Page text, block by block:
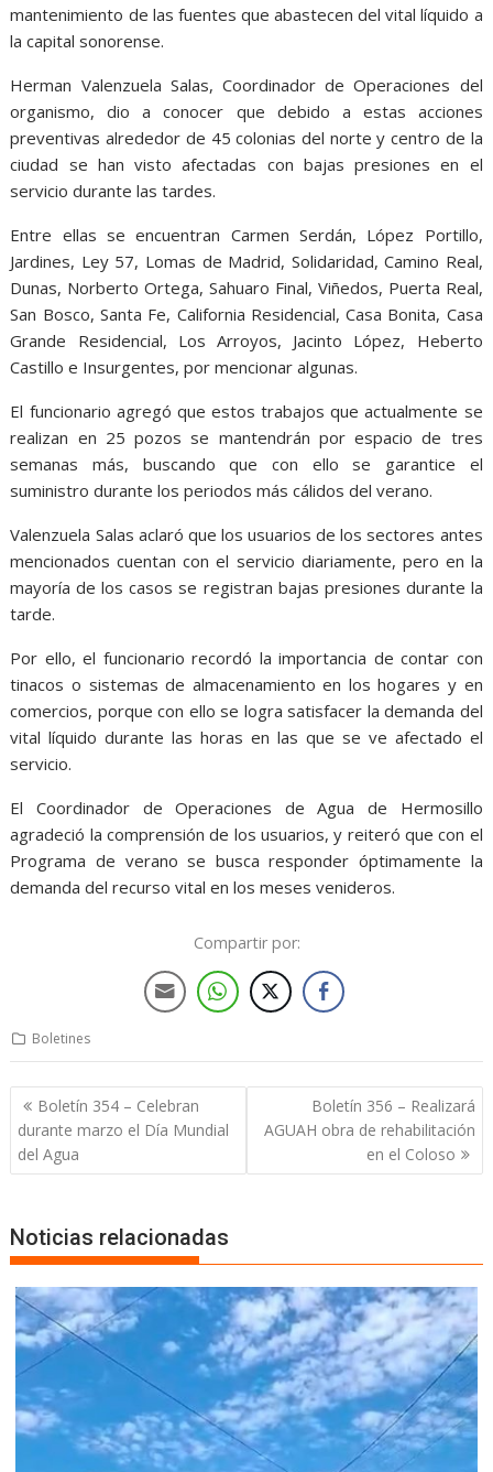
mantenimiento de las fuentes que abastecen del vital líquido a
la capital sonorense.
Herman Valenzuela Salas, Coordinador de Operaciones del
organismo, dio a conocer que debido a estas acciones
preventivas alrededor de 45 colonias del norte y centro de la
ciudad se han visto afectadas con bajas presiones en el
servicio durante las tardes.
Entre ellas se encuentran Carmen Serdán, López Portillo,
Jardines, Ley 57, Lomas de Madrid, Solidaridad, Camino Real,
Dunas, Norberto Ortega, Sahuaro Final, Viñedos, Puerta Real,
San Bosco, Santa Fe, California Residencial, Casa Bonita, Casa
Grande Residencial, Los Arroyos, Jacinto López, Heberto
Castillo e Insurgentes, por mencionar algunas.
El funcionario agregó que estos trabajos que actualmente se
realizan en 25 pozos se mantendrán por espacio de tres
semanas más, buscando que con ello se garantice el
suministro durante los periodos más cálidos del verano.
Valenzuela Salas aclaró que los usuarios de los sectores antes
mencionados cuentan con el servicio diariamente, pero en la
mayoría de los casos se registran bajas presiones durante la
tarde.
Por ello, el funcionario recordó la importancia de contar con
tinacos o sistemas de almacenamiento en los hogares y en
comercios, porque con ello se logra satisfacer la demanda del
vital líquido durante las horas en las que se ve afectado el
servicio.
El Coordinador de Operaciones de Agua de Hermosillo
agradeció la comprensión de los usuarios, y reiteró que con el
Programa de verano se busca responder óptimamente la
demanda del recurso vital en los meses venideros.
Compartir por:
Boletines
Boletín 354 – Celebran
durante marzo el Día Mundial
del Agua
Boletín 356 – Realizará
AGUAH obra de rehabilitación
en el Coloso
Noticias relacionadas